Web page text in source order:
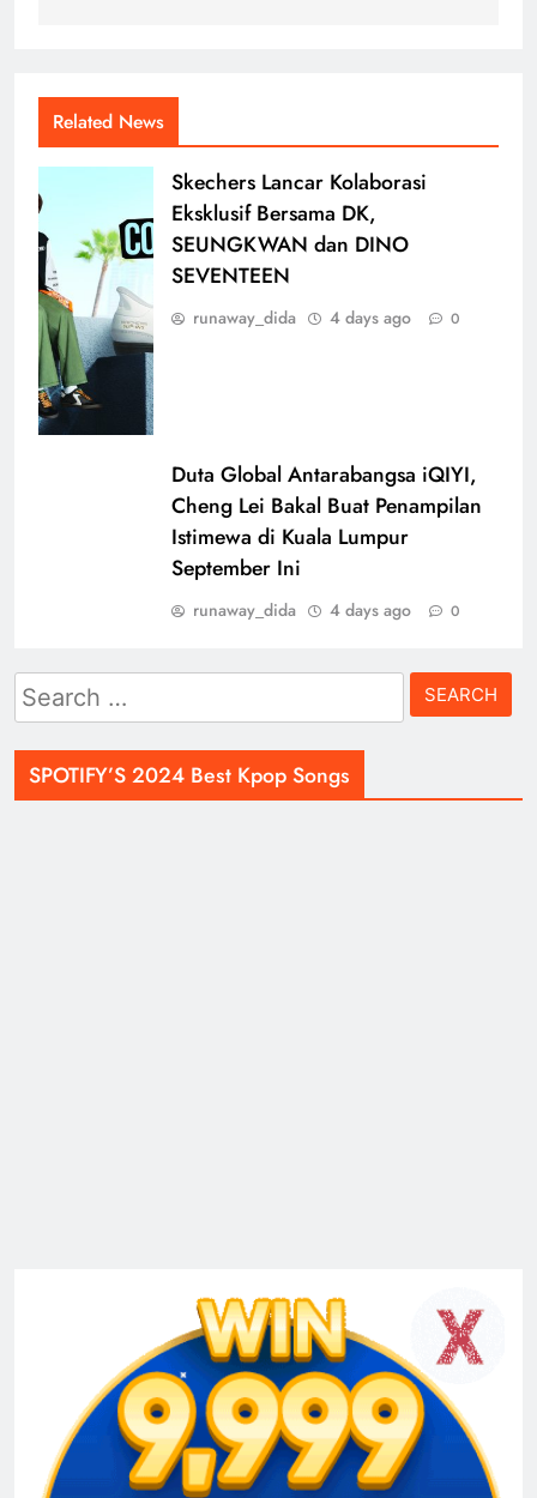
Related News
Skechers Lancar Kolaborasi
Eksklusif Bersama DK,
SEUNGKWAN dan DINO
SEVENTEEN
runaway_dida 4 days ago 0
Duta Global Antarabangsa iQIYI,
Cheng Lei Bakal Buat Penampilan
Istimewa di Kuala Lumpur
September Ini
runaway_dida 4 days ago 0